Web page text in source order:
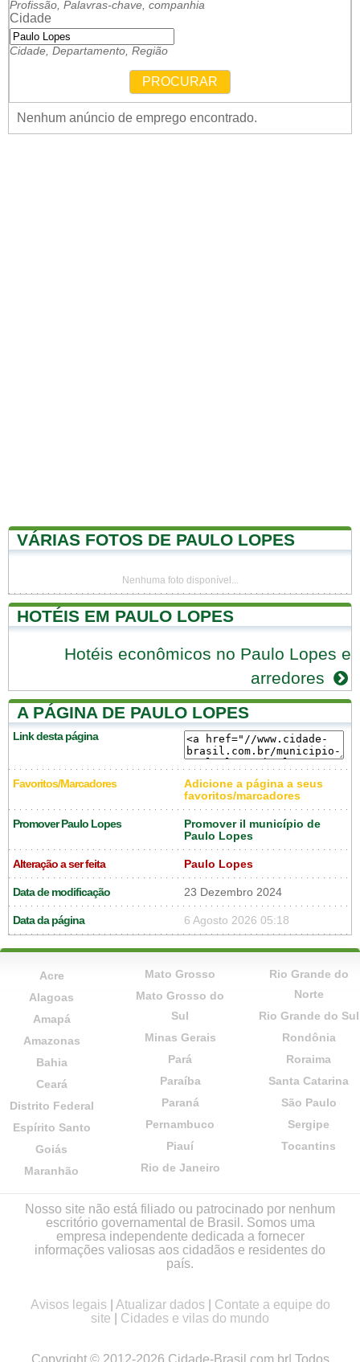
Profissão, Palavras-chave, companhia
Cidade
Cidade, Departamento, Região
PROCURAR
Nenhum anúncio de emprego encontrado.
VÁRIAS FOTOS DE PAULO LOPES
Nenhuma foto disponível...
HOTÉIS EM PAULO LOPES
Hotéis econômicos no Paulo Lopes e
arredores
A PÁGINA DE PAULO LOPES
Link desta página
Favoritos/Marcadores
Adicione a página a seus
favoritos/marcadores
Promover Paulo Lopes
Promover il município de
Paulo Lopes
Alteração a ser feita Paulo Lopes
Data de modificação 23 Dezembro 2024
Data da página 6 Agosto 2026 05:18
Acre
Alagoas
Amapá
Amazonas
Bahia
Ceará
Distrito Federal
Espírito Santo
Goiás
Maranhão
Mato Grosso
Mato Grosso do
Sul
Minas Gerais
Pará
Paraíba
Paraná
Pernambuco
Piauí
Rio de Janeiro
Rio Grande do
Norte
Rio Grande do Sul
Rondônia
Roraima
Santa Catarina
São Paulo
Sergipe
Tocantins
Nosso site não está filiado ou patrocinado por nenhum
escritório governamental de Brasil. Somos uma
empresa independente dedicada a fornecer
informações valiosas aos cidadãos e residentes do
país.
Avisos legais Atualizar dados
Contate a equipe do
site
Cidades e vilas do mundo
Copyright © 2012-2026 Cidade-Brasil.com.br| Todos